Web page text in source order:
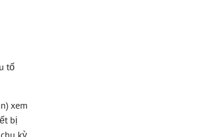
tố
xem
bị
kỳ